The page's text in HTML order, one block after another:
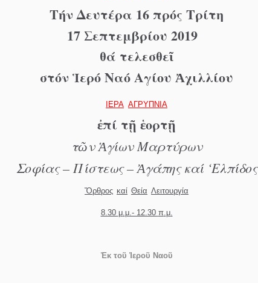
ΤήνΔευτέρα 16 πρός Τρίτη
17Σεπτεμβρίου 2019
θά τελεσθεῖ
στόνἹερόΝαόΑγίου Ἀχιλλίου
ΙΕΡΑ ΑΓΡΥΠΝΙΑ
ἐπί τῇ ἑορτῇ
τῶν Ἁγίων Μαρτύρων
Σοφίας – Πίστεως – Ἀγάπης καί ‘Ελπίδος
Ὄρθρος καί Θεία Λειτουργία
8.30 μ.μ.- 12.30 π.μ.
Ἐκ τοῦ Ἱεροῦ Ναοῦ